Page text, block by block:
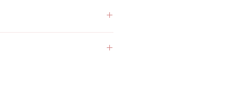
accueillir des livres et
de 15x21
pour ne pas feutrer la